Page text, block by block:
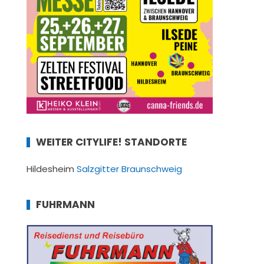
WEITER CITYLIFE! STANDORTE
Hildesheim SalzgitterBraunschweig
FUHRMANN